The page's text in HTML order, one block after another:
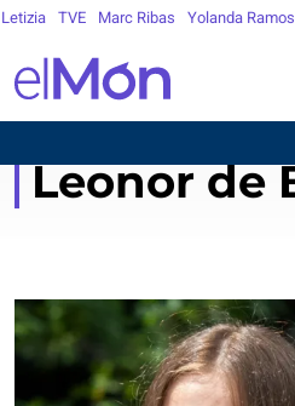
Letizia TVE Marc Ribas Yolanda Ramos
Leonor de